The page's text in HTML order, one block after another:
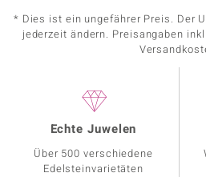
* Dies ist ein ungefährer Preis. Der
jederzeit ändern. Preisangaben
Echte Juwelen
Über 500 verschiedene
Edelsteinvarietäten